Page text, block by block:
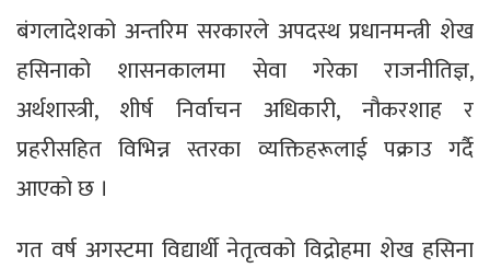
बंगलादेशको अन्तरिम सरकारले अपदस्थ प्रधानमन्त्री शेख
हसिनाको शासनकालमा सेवा गरेका राजनीतिज्ञ,
अर्थशास्त्री, शीर्ष निर्वाचन अधिकारी, नौकरशाह र
प्रहरीसहित विभिन्न स्तरका व्यक्तिहरूलाई पक्राउ गर्दै
आएको छ ।
गत वर्ष अगस्टमा विद्यार्थी नेतृत्वको विद्रोहमा शेख हसिना